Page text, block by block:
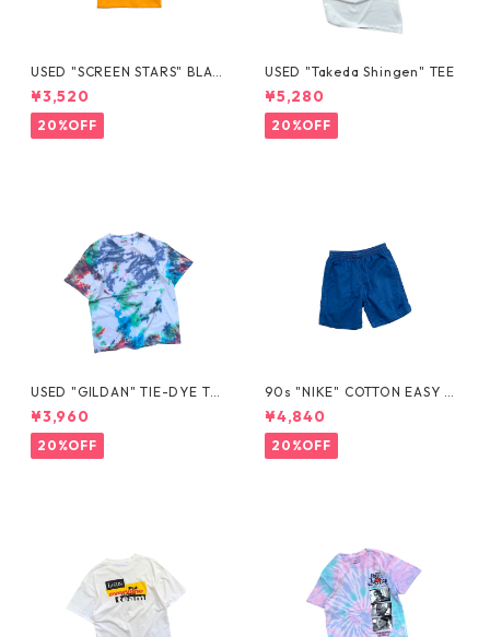
USED "SCREEN STARS" BLAN
K TEE
¥3,520
20%OFF
USED "Takeda Shingen" TEE
¥5,280
20%OFF
USED "GILDAN" TIE-DYE TE
E
¥3,960
20%OFF
90s "NIKE" COTTON EASY S
HORTS
¥4,840
20%OFF